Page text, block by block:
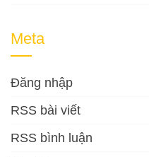
Meta
Đăng nhập
RSS bài viết
RSS bình luận